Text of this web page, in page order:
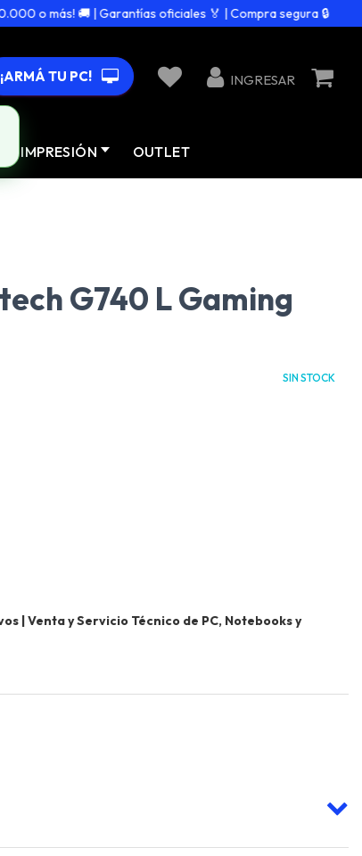
o más! 🚚 | Garantías oficiales 🏅 | Compra segura 🔒
¡ARMÁ TU PC! INGRESAR
IMPRESIÓN OUTLET
G740 L Gaming
SIN STOCK
| Venta y Servicio Técnico de PC, Notebooks y